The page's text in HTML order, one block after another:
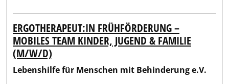
ERGOTHERAPEUT:IN FRÜHFÖRDERUNG –
MOBILES TEAM KINDER, JUGEND & FAMILIE
(M/W/D)
Lebenshilfe für Menschen mit Behinderung e.V.